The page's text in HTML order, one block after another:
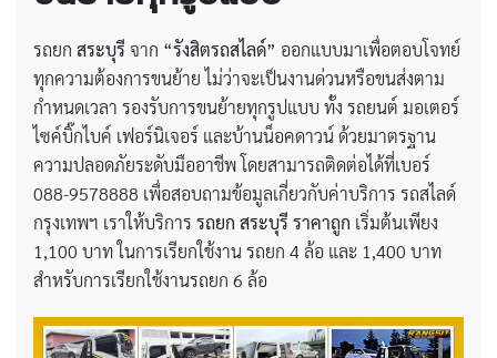
รถยก สระบุรี จาก “รังสิตรถสไลด์” ออกแบบมาเพื่อตอบโจทย์
ทุกความต้องการขนย้าย ไม่ว่าจะเป็นงานด่วนหรือขนส่งตาม
กำหนดเวลา รองรับการขนย้ายทุกรูปแบบ ทั้ง รถยนต์ มอเตอร์
ไซค์บิ๊กไบค์ เฟอร์นิเจอร์ และบ้านน็อคดาวน์ ด้วยมาตรฐาน
ความปลอดภัยระดับมืออาชีพ โดยสามารถติดต่อได้ที่เบอร์
088-9578888 เพื่อสอบถามข้อมูลเกี่ยวกับค่าบริการ รถสไลด์
กรุงเทพฯ เราให้บริการ รถยก สระบุรี ราคาถูก เริ่มต้นเพียง
1,100 บาท ในการเรียกใช้งาน รถยก 4 ล้อ และ 1,400 บาท
สำหรับการเรียกใช้งานรถยก 6 ล้อ